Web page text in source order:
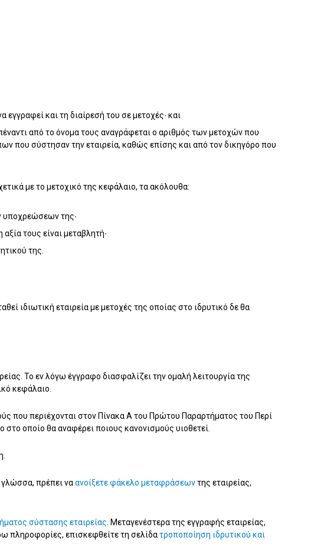
εγγραφεί και τη διαίρεσή του σε μετοχές∙ και
από το όνομα τους αναγράφεται ο αριθμός των μετοχών που
που σύστησαν την εταιρεία, καθώς επίσης και από τον δικηγόρο που
με το μετοχικό της κεφάλαιο, τα ακόλουθα:
υποχρεώσεων της∙
τους είναι μεταβλητή∙
της.
ιδιωτική εταιρεία με μετοχές της οποίας στο ιδρυτικό δε θα
Το εν λόγω έγγραφο διασφαλίζει την ομαλή λειτουργία της
κεφάλαιο.
που περιέχονται στον Πίνακα Α του Πρώτου Παραρτήματος του Περί
οποίο θα αναφέρει ποιους κανονισμούς υιοθετεί.
γλώσσα, πρέπει ναανοίξετε φάκελο μεταφράσεωντης εταιρείας,
σύστασης εταιρείας . Μεταγενέστερα της εγγραφής εταιρείας,
πληροφορίες, επισκεφθείτε τη σελίδατροποποίηση ιδρυτικού και